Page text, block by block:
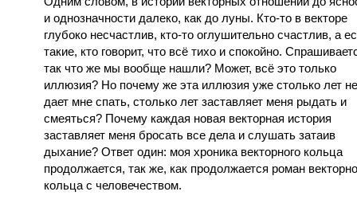
и однозначности далеко, как до луны. Кто-то в векторе
глубоко несчастлив, кто-то оглушительно счастлив, а
такие, кто говорит, что всё тихо и спокойно.
так что же мы вообще нашли? Может, всё это только
иллюзия? Но почему же эта иллюзия уже столько лет не
дает мне спать, столько лет заставляет меня рыдать и
смеяться? Почему каждая новая векторная история
заставляет меня бросать все дела и слушать затаив
дыхание? Ответ один: моя хроника векторного кольца
продолжается, так же, как продолжается роман
кольца с человечеством.